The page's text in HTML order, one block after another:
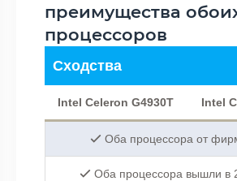
преимущества
процессоров
Сходства
Intel Celeron G4930T Intel
Оба процессора от
Оба процессора вышли в